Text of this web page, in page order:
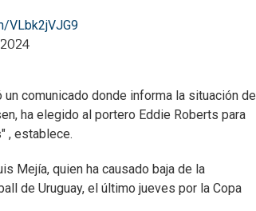
VLbk2jVJG9
un comunicado donde informa la situación de
ha elegido al portero Eddie Roberts para
, establece.
Mejía, quien ha causado baja de la
de Uruguay, el último jueves por la Copa